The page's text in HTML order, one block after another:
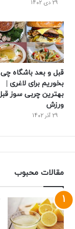
29 دی 1402
قبل و بعد باشگاه چی
بخوریم برای لاغری |
بهترین چربی سوز
ورزش
29 آذر 1402
مقالات محبوب